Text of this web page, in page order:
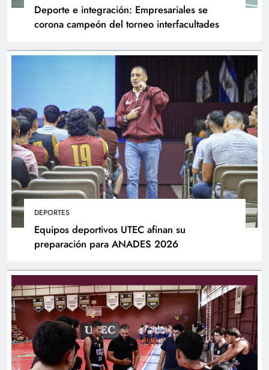
Deporte e integración: Empresariales se
corona campeón del torneo interfacultades
DEPORTES
Equipos deportivos UTEC afinan su
preparación para ANADES 2026